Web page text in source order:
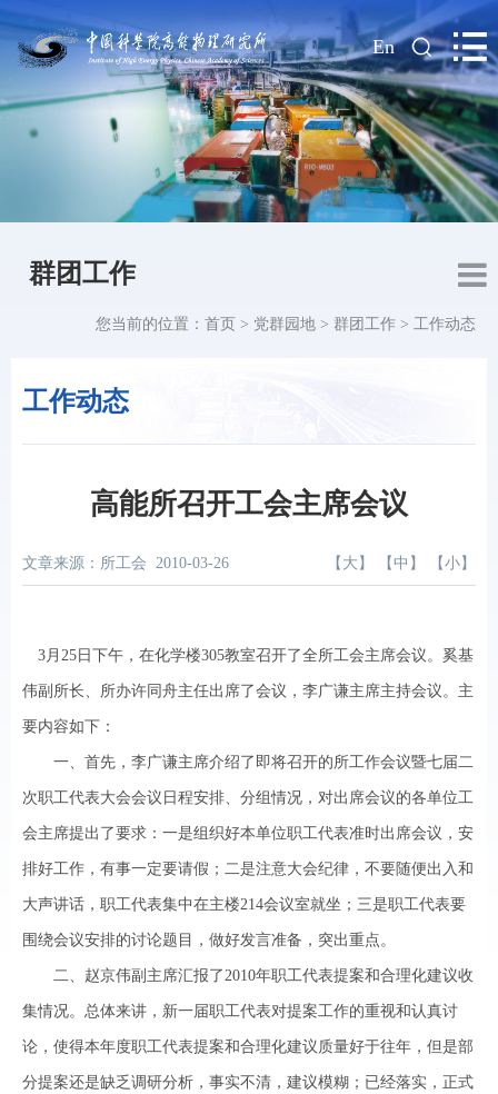
| En
群团工作
工作动态
您当前的位置： 首页 > 党群园地 > 群团工作 > 工作动态
高能所召开工会主席会议
文章来源：所工会 2010-03-26 【 大 】 【 中 】 【 小 】
3月25日下午，在化学楼305教室召开了全所工会主席会议。奚基
伟副所长、所办许同舟主任出席了会议，李广谦主席主持会议。主
要内容如下：
一、首先，李广谦主席介绍了即将召开的所工作会议暨七届二
次职工代表大会会议日程安排、分组情况，对出席会议的各单位工
会主席提出了要求：一是组织好本单位职工代表准时出席会议，安
排好工作，有事一定要请假；二是注意大会纪律，不要随便出入和
大声讲话，职工代表集中在主楼214会议室就坐；三是职工代表要
围绕会议安排的讨论题目，做好发言准备，突出重点。
二、赵京伟副主席汇报了2010年职工代表提案和合理化建议收
集情况。总体来讲，新一届职工代表对提案工作的重视和认真讨
论，使得本年度职工代表提案和合理化建议质量好于往年，但是部
分提案还是缺乏调研分析，事实不清，建议模糊；已经落实，正式